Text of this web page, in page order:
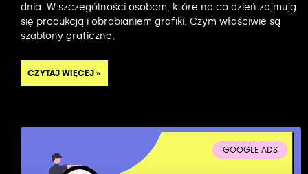
dnia. W szczególności osobom, które na co dzień zajmują
się produkcją i obrabianiem grafiki. Czym właściwie są
szablony graficzne,
CZYTAJ WIĘCEJ »
GOOGLE ADS